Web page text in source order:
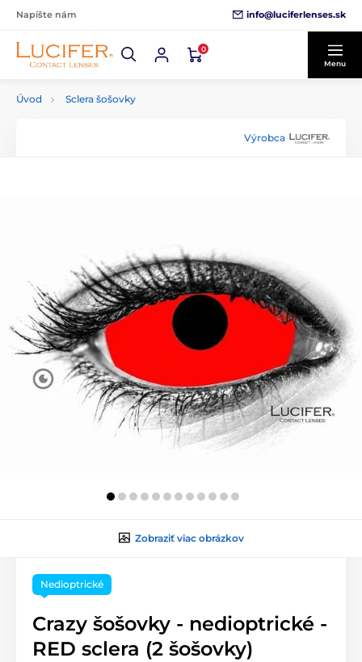
Napíšte nám info@luciferlenses.sk
0
Menu
Úvod Sclera šošovky
Výrobca
Zobraziť viac obrázkov
Nedioptrické
Crazy šošovky - nedioptrické -
RED sclera (2 šošovky)